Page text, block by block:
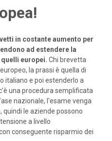
in costante aumento per
ad estendere la
europei. Chi brevetta
la prassi è quella di
italiano e poi estenderlo a
una procedura semplificata
nazionale, l'esame venga
le aziende possono
a livello
conseguente risparmio dei